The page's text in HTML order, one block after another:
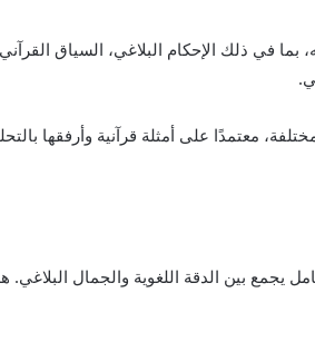
في ذلك الإحكام البلاغي، السياق
معتمدًا على أمثلة قرآنية وأرفقها
بين الدقة اللغوية والجمال